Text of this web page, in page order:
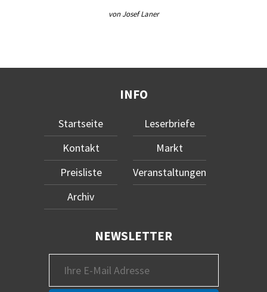
von Josef Laner
INFO
Startseite
Kontakt
Preisliste
Archiv
Leserbriefe
Markt
Veranstaltungen
NEWSLETTER